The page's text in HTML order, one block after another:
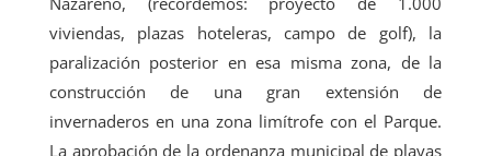
viviendas, plazas hoteleras, campo de golf), la
paralización posterior en esa misma zona, de la
construcción de una gran extensión de
invernaderos en una zona limítrofe con el Parque.
La aprobación de la ordenanza municipal de playas